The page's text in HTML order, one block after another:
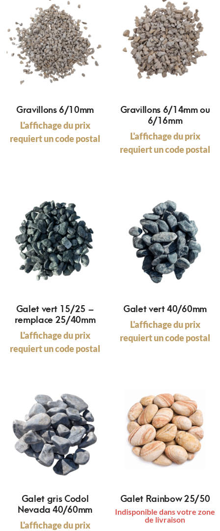
Gravillons 6/10mm
L'affichage du prix
requiert un code postal
Gravillons 6/14mm ou
6/16mm
L'affichage du prix
requiert un code postal
Galet vert 15/25 –
remplace 25/40mm
L'affichage du prix
requiert un code postal
Galet vert 40/60mm
L'affichage du prix
requiert un code postal
Galet gris Codol
Nevada 40/60mm
L'affichage du prix
Galet Rainbow 25/50
Indisponible dans votre zone
de livraison